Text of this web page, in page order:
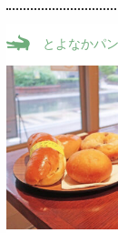
とよなかパ